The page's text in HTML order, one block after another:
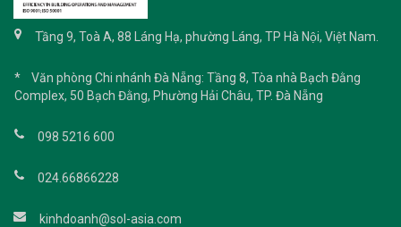
Tầng 9, Toà A, 88 Láng Hạ, phường Láng, TP Hà Nội, Việt Nam.
* Văn phòng Chi nhánh Đà Nẵng: Tầng 8, Tòa nhà Bạch Đằng
Complex, 50 Bạch Đằng, Phường Hải Châu, TP. Đà Nẵng
098 5216 600
024.66866228
kinhdoanh@sol-asia.com